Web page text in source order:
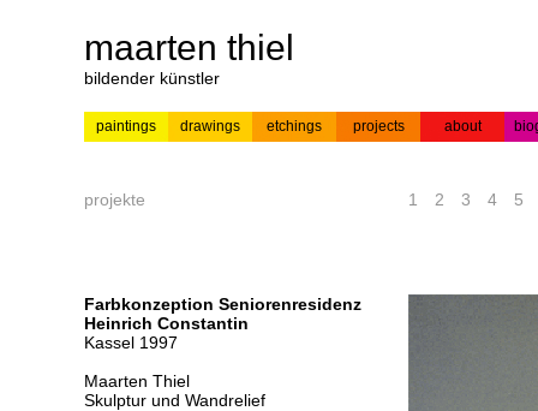
maarten thiel
bildender künstler
paintings drawings etchings projects about
projekte 1 2 3 4 5
Farbkonzeption Seniorenresidenz
Heinrich Constantin
Kassel 1997
Maarten Thiel
Skulptur und Wandrelief